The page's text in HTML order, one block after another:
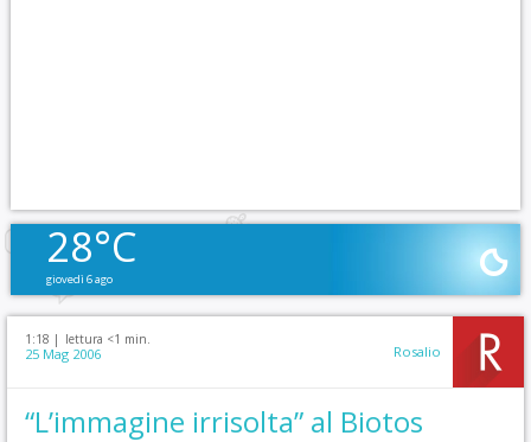
28°C
giovedì 6 ago
1:18 | lettura <1 min.
25 Mag 2006 Rosalio
“L’immagine irrisolta” al Biotos